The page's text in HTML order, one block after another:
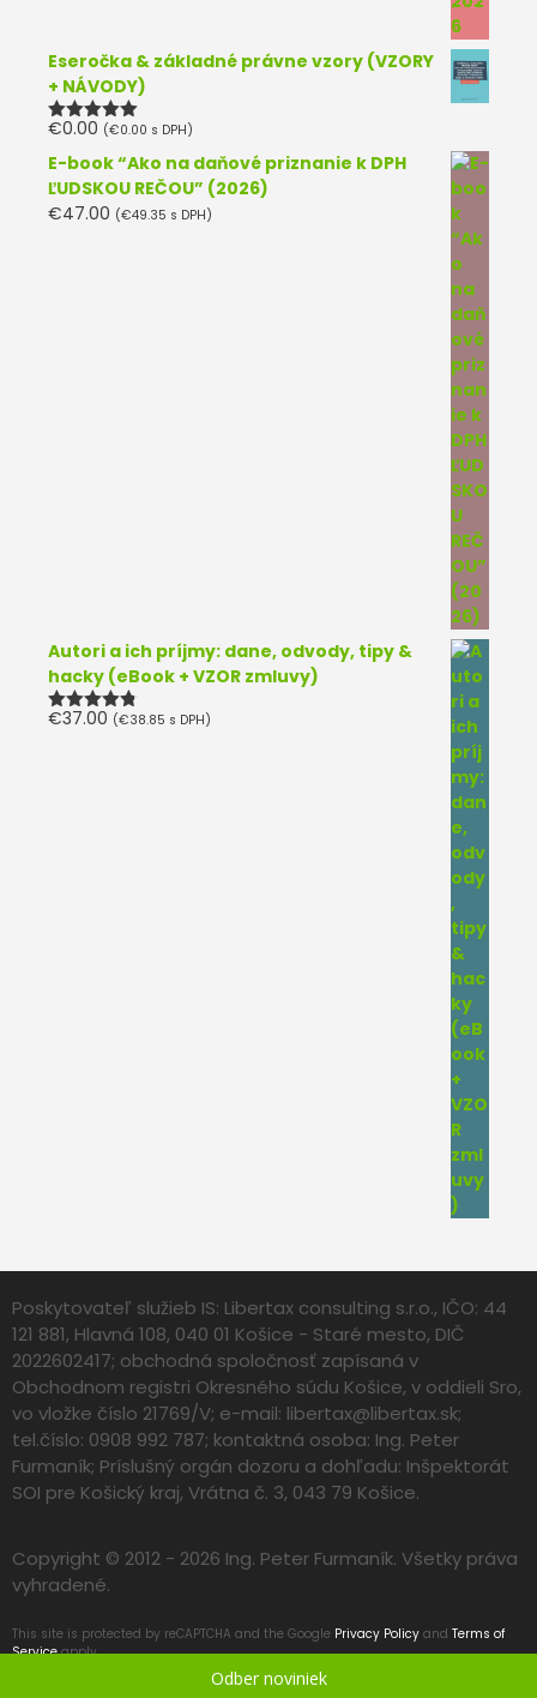
Eseročka & základné právne vzory (VZORY
+ NÁVODY)
Hodnotenie
€0.00 (€0.00 s DPH)
E-book “Ako na daňové priznanie k DPH
ĽUDSKOU REČOU” (2026)
€47.00 (€49.35 s DPH)
Autori a ich príjmy: dane, odvody, tipy &
hacky (eBook + VZOR zmluvy)
Hodnotenie
€37.00 (€38.85 s DPH)
Poskytovateľ služieb IS: Libertax consulting s.r.o., IČO: 44
121 881, Hlavná 108, 040 01 Košice - Staré mesto, DIČ
2022602417; obchodná spoločnosť zapísaná v
Obchodnom registri Okresného súdu Košice, v oddieli Sro,
vo vložke číslo 21769/V; e-mail: libertax@libertax.sk;
tel.číslo: 0908 992 787; kontaktná osoba: Ing. Peter
Furmaník; Príslušný orgán dozoru a dohľadu: Inšpektorát
SOI pre Košický kraj, Vrátna č. 3, 043 79 Košice.
Copyright © 2012 - 2026 Ing. Peter Furmaník. Všetky práva
vyhradené.
This site is protected by reCAPTCHA and the Google Privacy Policy and Terms of
Serviceapply.
Odber noviniek